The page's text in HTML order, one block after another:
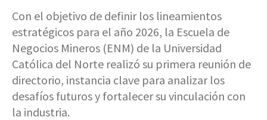
Con el objetivo de definir los lineamientos
estratégicos para el año 2026, la Escuela de
Negocios Mineros (ENM) de la Universidad
Católica del Norte realizó su primera reunión de
directorio, instancia clave para analizar los
desafíos futuros y fortalecer su vinculación con
la industria.